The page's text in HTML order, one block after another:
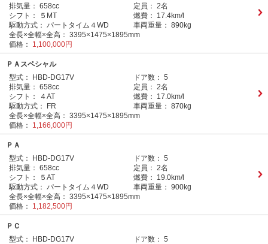
排気量： 658cc 定員： 2名
シフト：
５MT 燃費：
17.4km/l
駆動方式： パートタイム４WD 車両重量： 890kg
全長×全幅×全高： 3395×1475×1895mm
価格：
1,100,000円
ＰＡスペシャル
型式：
HBD-DG17V ドア数： 5
排気量： 658cc 定員： 2名
シフト：
４AT 燃費：
17.0km/l
駆動方式：
FR 車両重量： 870kg
全長×全幅×全高： 3395×1475×1895mm
価格：
1,166,000円
ＰＡ
型式：
HBD-DG17V ドア数： 5
排気量： 658cc 定員： 2名
シフト：
５AT 燃費：
19.0km/l
駆動方式： パートタイム４WD 車両重量： 900kg
全長×全幅×全高： 3395×1475×1895mm
価格：
1,182,500円
ＰＣ
型式：
HBD-DG17V ドア数： 5